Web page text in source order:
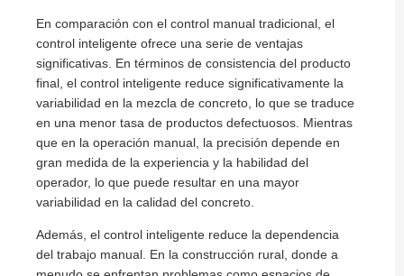
En comparación con el control manual tradicional, el
control inteligente ofrece una serie de ventajas
significativas. En términos de consistencia del producto
final, el control inteligente reduce significativamente la
variabilidad en la mezcla de concreto, lo que se traduce
en una menor tasa de productos defectuosos. Mientras
que en la operación manual, la precisión depende en
gran medida de la experiencia y la habilidad del
operador, lo que puede resultar en una mayor
variabilidad en la calidad del concreto.
Además, el control inteligente reduce la dependencia
del trabajo manual. En la construcción rural, donde a